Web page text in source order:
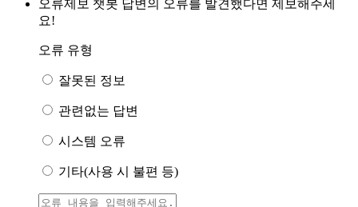
오류제보 챗봇 답변의 오류를 발견했다면 제보해주세
요!
오류 유형
잘못된 정보
관련없는 답변
시스템 오류
기타(사용 시 불편 등)